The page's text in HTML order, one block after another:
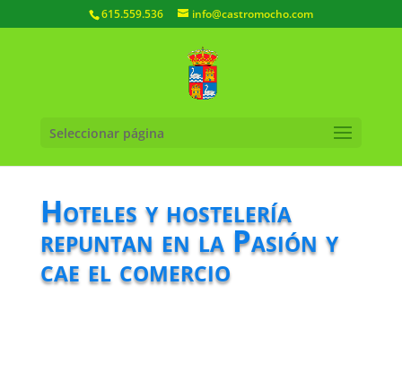
615.559.536 info@castromocho.com
Seleccionar página
Hoteles y hostelería
repuntan en la Pasión y
cae el comercio